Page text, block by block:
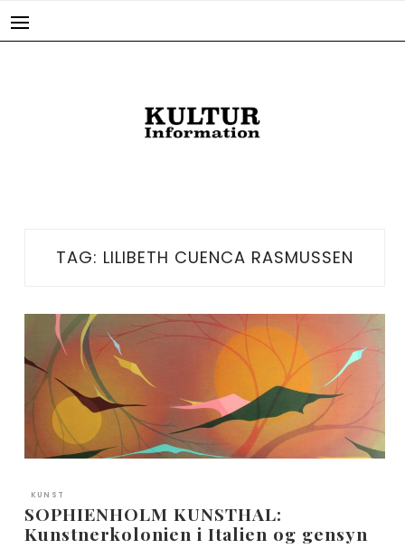
TAG: LILIBETH CUENCA RASMUSSEN
KUNST
SOPHIENHOLM KUNSTHAL:
Kunstnerkolonien i Italien og gensyn